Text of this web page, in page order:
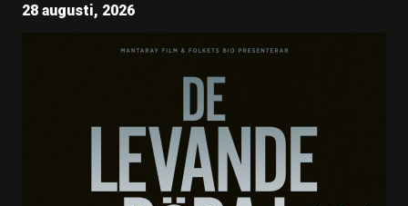
28 augusti, 2026